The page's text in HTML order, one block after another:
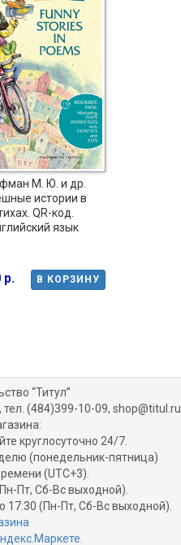
М. Ю. и др.
истории в
QR-код.
язык
В КОРЗИНУ
р.
“Титул”
(484)399-10-09, shop@titul.ru
круглосуточно 24/7.
(понедельник-пятница)
(UTC+3).
Пт, Сб-Вс выходной).
17:30 (Пн-Пт, Сб-Вс выходной).